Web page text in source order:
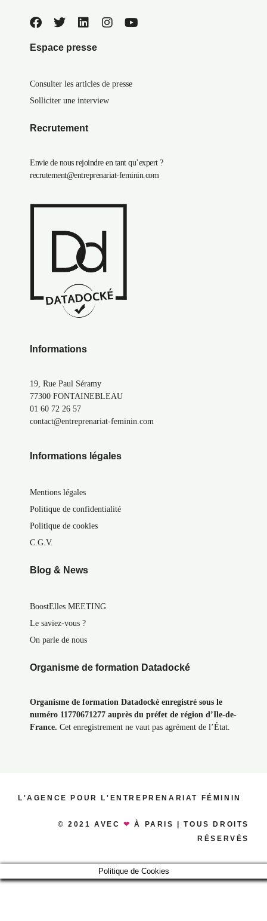
Espace presse
Consulter les articles de presse
Solliciter une interview
Recrutement
Envie de nous rejoindre en tant qu’expert ?
recrutement@entreprenariat-feminin.com
Informations
19, Rue Paul Séramy
77300 FONTAINEBLEAU
01 60 72 26 57
contact@entreprenariat-feminin.com
Informations légales
Mentions légales
Politique de confidentialité
Politique de cookies
C.G.V.
Blog & News
BoostElles MEETING
Le saviez-vous ?
On parle de nous
Organisme de formation Datadocké
Organisme de formation Datadocké enregistré sous le
numéro 11770671277 auprès du préfet de région d’Ile-de-
France. Cet enregistrement ne vaut pas agrément de l’État.
L'AGENCE POUR L'ENTREPRENARIAT FÉMININ
© 2021 AVEC❤ À PARIS | TOUS DROITS
RÉSERVÉS
Politique de Cookies